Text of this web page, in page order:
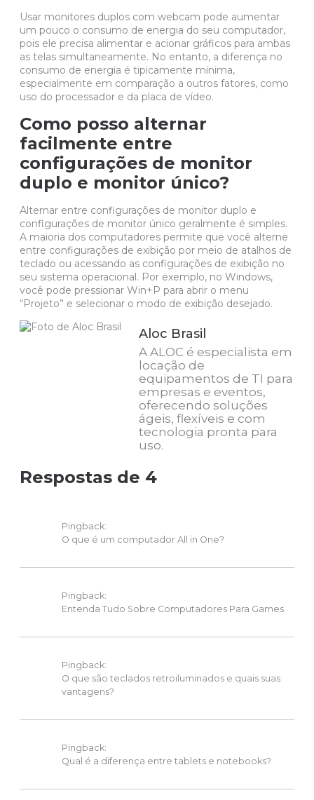
Usar monitores duplos com webcam pode aumentar
um pouco o consumo de energia do seu computador,
pois ele precisa alimentar e acionar gráficos para ambas
as telas simultaneamente. No entanto, a diferença no
consumo de energia é tipicamente mínima,
especialmente em comparação a outros fatores, como
uso do processador e da placa de vídeo.
Como posso alternar
facilmente entre
configurações de monitor
duplo e monitor único?
Alternar entre configurações de monitor duplo e
configurações de monitor único geralmente é simples.
A maioria dos computadores permite que você alterne
entre configurações de exibição por meio de atalhos de
teclado ou acessando as configurações de exibição no
seu sistema operacional. Por exemplo, no Windows,
você pode pressionar Win+P para abrir o menu
“Projeto” e selecionar o modo de exibição desejado.
Aloc Brasil
A ALOC é especialista em
locação de
equipamentos de TI para
empresas e eventos,
oferecendo soluções
ágeis, flexíveis e com
tecnologia pronta para
uso.
Respostas de 4
Pingback:
O que é um computador All in One?
Pingback:
Entenda Tudo Sobre Computadores Para Games
Pingback:
O que são teclados retroiluminados e quais suas
vantagens?
Pingback:
Qual é a diferença entre tablets e notebooks?